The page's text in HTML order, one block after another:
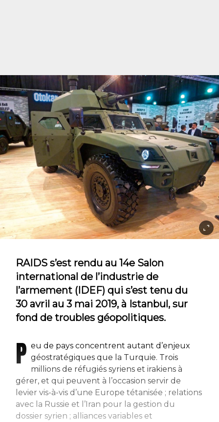
RAIDS s’est rendu au 14e Salon
international de l’industrie de
l’armement (IDEF) qui s’est tenu du
30 avril au 3 mai 2019, à Istanbul, sur
fond de troubles géopolitiques.
P eu de pays concentrent autant d’enjeux
géostratégiques que la Turquie. Trois
millions de réfugiés syriens et irakiens à
gérer, et qui peuvent à l’occasion servir de
levier vis-à-vis d’une Europe tétanisée ; relations
avec la Russie et l’Iran pour la gestion du
dossier syrien ; alliances variables et